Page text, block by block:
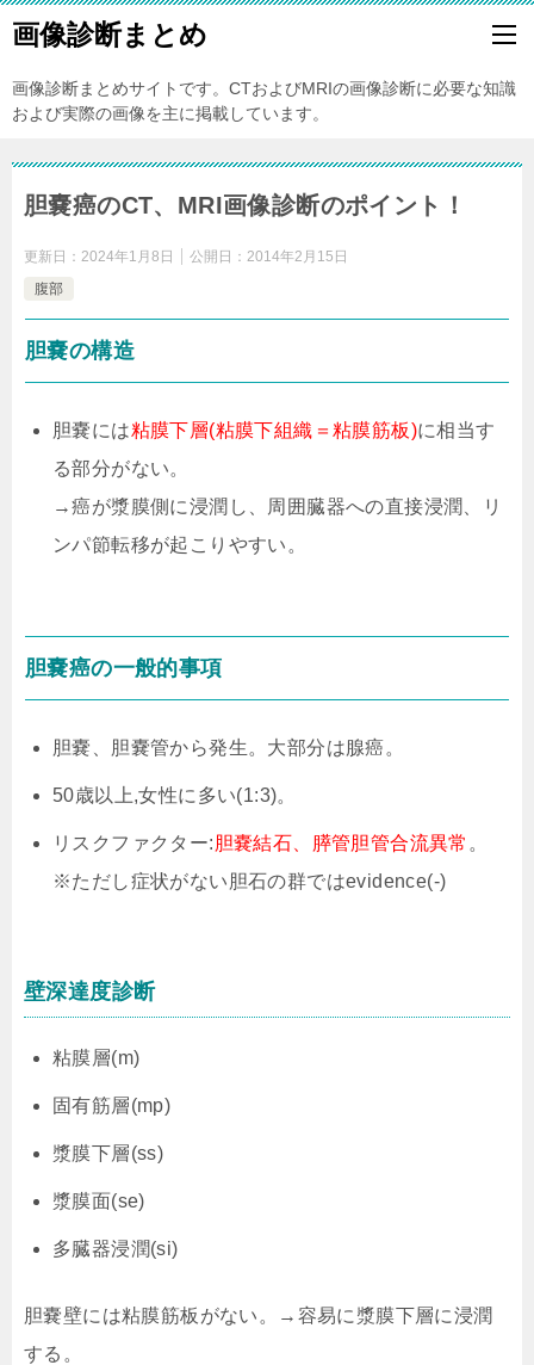
画像診断まとめ
画像診断まとめサイトです。CTおよびMRIの画像診断に必要な知識
および実際の画像を主に掲載しています。
胆嚢癌のCT、MRI画像診断のポイント！
更新日： 2024年1月8日 公開日： 2014年2月15日
腹部
胆嚢の構造
胆嚢には粘膜下層(粘膜下組織＝粘膜筋板)に相当す
る部分がない。
→癌が漿膜側に浸潤し、周囲臓器への直接浸潤、リ
ンパ節転移が起こりやすい。
胆嚢癌の一般的事項
胆嚢、胆嚢管から発生。大部分は腺癌。
50歳以上,女性に多い(1:3)。
リスクファクター:胆嚢結石、膵管胆管合流異常 。
※ただし症状がない胆石の群ではevidence(-)
壁深達度診断
粘膜層(m)
固有筋層(mp)
漿膜下層(ss)
漿膜面(se)
多臓器浸潤(si)
胆嚢壁には粘膜筋板がない。→容易に漿膜下層に浸潤
する。